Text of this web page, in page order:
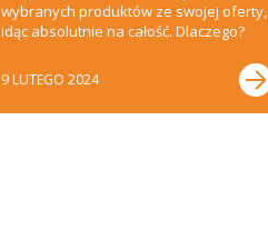
wybranych produktów ze swojej oferty,
idąc absolutnie na całość. Dlaczego?
9 LUTEGO 2024